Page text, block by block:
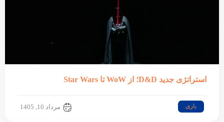
استراتژی جدید D&D؛ از WoW تا Star Wars
بازی مرداد 10, 1405